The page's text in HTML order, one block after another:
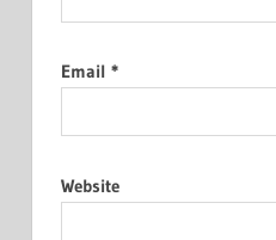
Email *
Website